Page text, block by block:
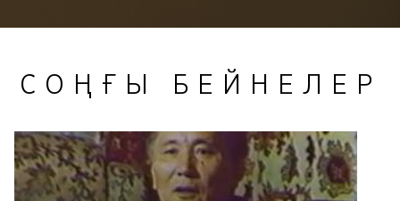
СОҢҒЫ БЕЙНЕЛЕР